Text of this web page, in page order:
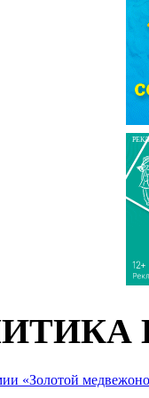
«Золотой